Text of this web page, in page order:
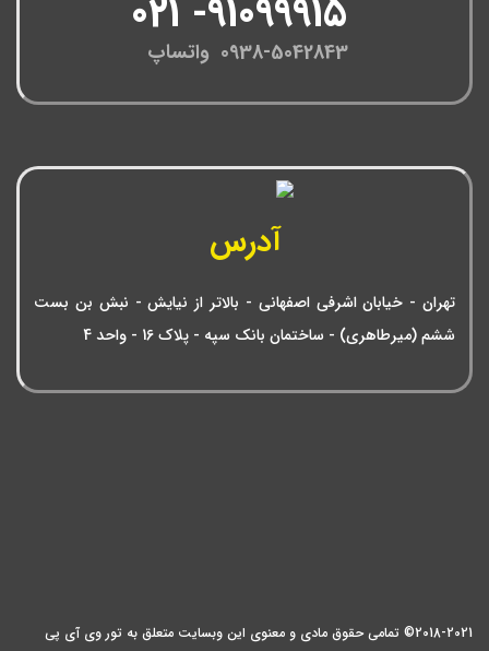
0938-5042843 واتساپ
آدرس
تهران - خیابان اشرفی اصفهانی - بالاتر از نیایش - نبش بن بست
ششم (میرطاهری) - ساختمان بانک سپه - پلاک 16 - واحد 4
2018-2021© تمامی حقوق مادی و معنوی این وبسایت متعلق به تور وی آی پی